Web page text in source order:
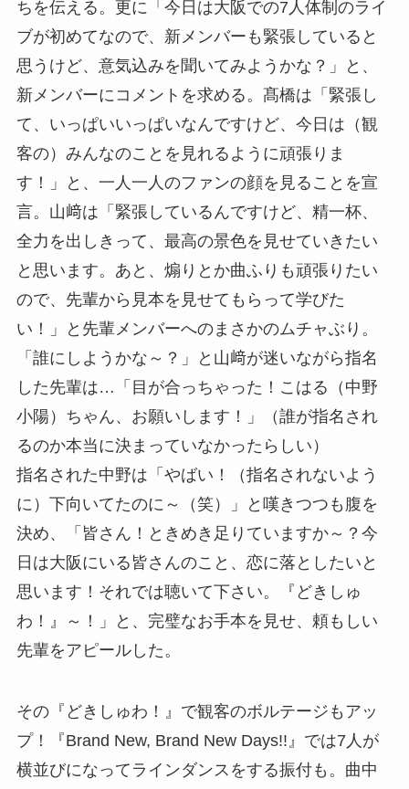
ちを伝える。更に「今日は大阪での7人体制のライ
ブが初めてなので、新メンバーも緊張していると
思うけど、意気込みを聞いてみようかな？」と、
新メンバーにコメントを求める。髙橋は「緊張し
て、いっぱいいっぱいなんですけど、今日は（観
客の）みんなのことを見れるように頑張りま
す！」と、一人一人のファンの顔を見ることを宣
言。山﨑は「緊張しているんですけど、精一杯、
全力を出しきって、最高の景色を見せていきたい
と思います。あと、煽りとか曲ふりも頑張りたい
ので、先輩から見本を見せてもらって学びた
い！」と先輩メンバーへのまさかのムチャぶり。
「誰にしようかな～？」と山﨑が迷いながら指名
した先輩は…「目が合っちゃった！こはる（中野
小陽）ちゃん、お願いします！」（誰が指名され
るのか本当に決まっていなかったらしい）
指名された中野は「やばい！（指名されないよう
に）下向いてたのに～（笑）」と嘆きつつも腹を
決め、「皆さん！ときめき足りていますか～？今
日は大阪にいる皆さんのこと、恋に落としたいと
思います！それでは聴いて下さい。『どきしゅ
わ！』～！」と、完璧なお手本を見せ、頼もしい
先輩をアピールした。
その『どきしゅわ！』で観客のボルテージもアッ
プ！『Brand New, Brand New Days!!』では7人が
横並びになってラインダンスをする振付も。曲中